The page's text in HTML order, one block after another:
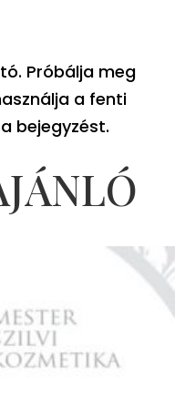
Próbálja meg
a fenti
bejegyzést.